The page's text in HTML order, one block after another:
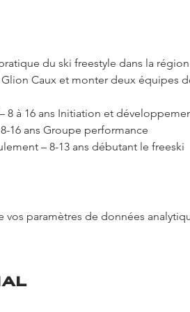
du ski freestyle dans la
Caux et monter deux équipes
8 à 16 ans Initiation et
8-16 ans Groupe performance
– 8-13 ans débutant le freeski
paramètres de données